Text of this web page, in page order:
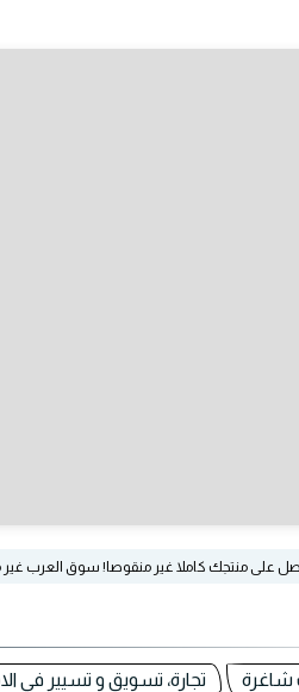
على منتجك كاملا غير منقوصا! سوق العرب
شاغرة تجارة، تسويق و تسيير في